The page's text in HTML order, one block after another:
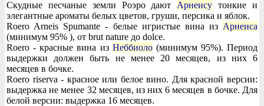
Скудные песчаные земли Роэро дают Арнеису тонкие и
элегантные ароматы белых цветов, груши, персика и яблок.
Roero Arneis Spumante - белые игристые вина из Арнеиса
(минимум 95% ), от brut nature до dolce.
Roero - красные вина из Неббиоло(минимум 95%). Период
выдержки должен быть не менее 20 месяцев, из них 6
месяцев в бочке.
Roero riserva - красное или белое вино. Для красной версии:
выдержка не менее 32 месяцев, из них 6 месяцев в бочке. Для
белой версии: выдержка 16 месяцев.